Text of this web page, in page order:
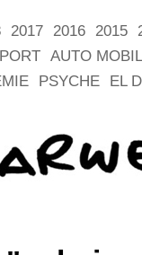
2017 2016 2015
AUTO
PSYCHE EL